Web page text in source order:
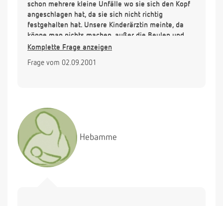
schon mehrere kleine Unfälle wo sie sich den Kopf
angeschlagen hat, da sie sich nicht richtig
festgehalten hat. Unsere Kinderärztin meinte, da
könne man nichts machen, außer die Beulen und
Schrammen zu kühlen. Ich habe jetzt schon an eine
halten Sie davon und was sollte sie beinhalten.
Komplette Frage anzeigen
Frage vom 02.09.2001
Hebamme